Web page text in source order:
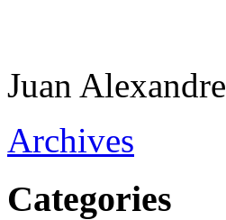
Juan Alexandre
Archives
Categories